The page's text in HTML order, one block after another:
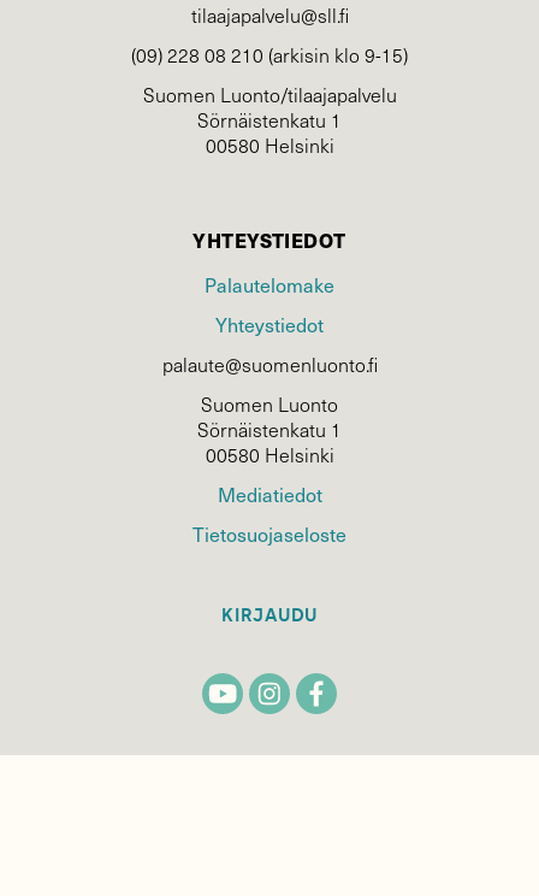
tilaajapalvelu@sll.fi
(09) 228 08 210 (arkisin klo 9-15)
Suomen Luonto/tilaajapalvelu
Sörnäistenkatu 1
00580 Helsinki
YHTEYSTIEDOT
Palautelomake
Yhteystiedot
palaute@suomenluonto.fi
Suomen Luonto
Sörnäistenkatu 1
00580 Helsinki
Mediatiedot
Tietosuojaseloste
KIRJAUDU